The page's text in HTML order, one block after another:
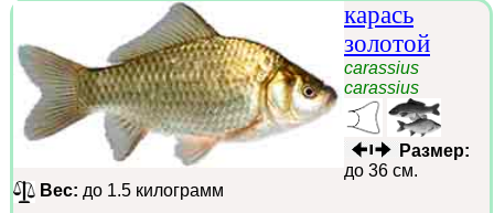
карась
золотой
carassius
carassius
Размер:
до 36 см.
Вес: до 1.5 килограмм